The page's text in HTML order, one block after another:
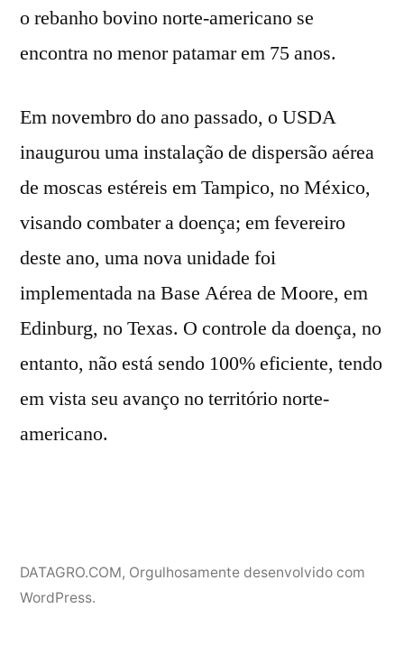
o rebanho bovino norte-americano se
encontra no menor patamar em 75 anos.
Em novembro do ano passado, o USDA
inaugurou uma instalação de dispersão aérea
de moscas estéreis em Tampico, no México,
visando combater a doença; em fevereiro
deste ano, uma nova unidade foi
implementada na Base Aérea de Moore, em
Edinburg, no Texas. O controle da doença, no
entanto, não está sendo 100% eficiente, tendo
em vista seu avanço no território norte-
americano.
DATAGRO.COM, Orgulhosamente desenvolvido com
WordPress.